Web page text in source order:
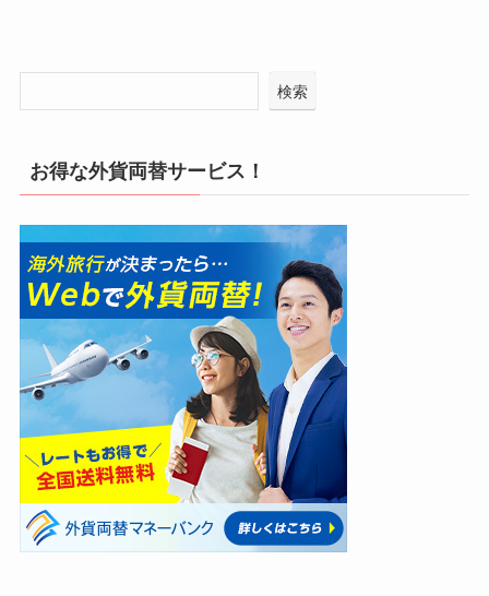
検索
お得な外貨両替サービス！